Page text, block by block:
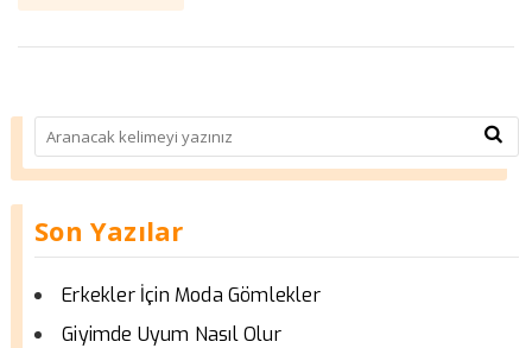
Son Yazılar
Erkekler İçin Moda Gömlekler
Giyimde Uyum Nasıl Olur